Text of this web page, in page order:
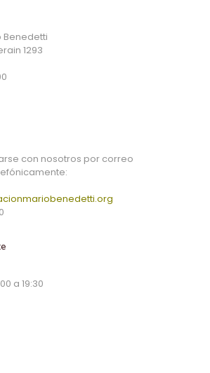
Benedetti
1293
con nosotros por correo
a 19:30